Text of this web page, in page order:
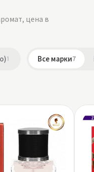
цена в
1 Все марки7